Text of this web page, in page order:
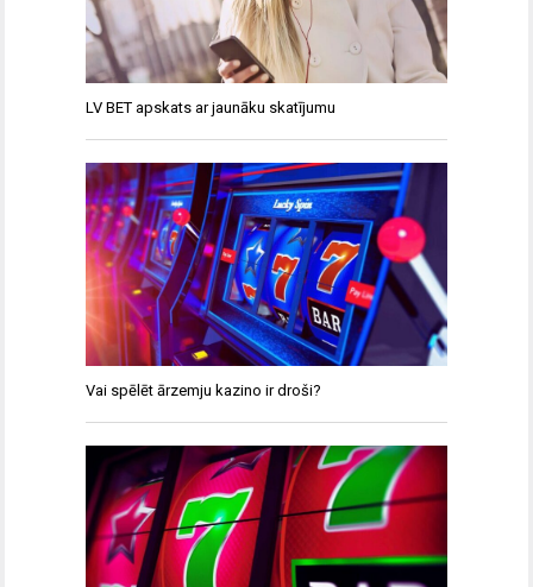
LV BET apskats ar jaunāku skatījumu
Vai spēlēt ārzemju kazino ir droši?